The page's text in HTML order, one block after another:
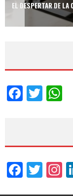
EL DESPERTAR DE LA